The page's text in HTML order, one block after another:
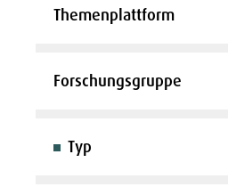
Themenplattform
Forschungsgruppe
Typ